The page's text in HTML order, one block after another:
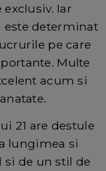
Iar
este determinat
pe care
Multe
acum si
21 are destule
lungimea si
si de un stil de